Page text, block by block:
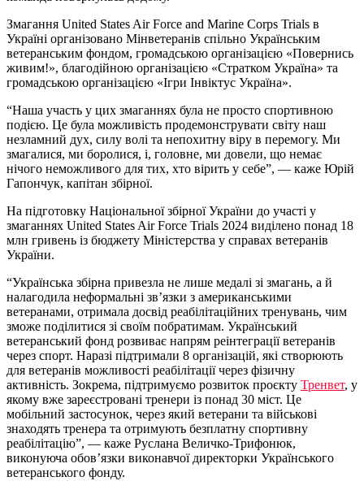
Змагання United States Air Force and Marine Corps Trials в
Україні організовано Мінветеранів спільно Українським
ветеранським фондом, громадською організацією «Повернись
живим!», благодійною організацією «Стратком Україна» та
громадською організацією «Ігри Інвіктус Україна».
“Наша участь у цих змаганнях була не просто спортивною
подією. Це була можливість продемонструвати світу наш
незламний дух, силу волі та непохитну віру в перемогу. Ми
змагалися, ми боролися, і, головне, ми довели, що немає
нічого неможливого для тих, хто вірить у себе”, — каже Юрій
Гапончук, капітан збірної.
На підготовку Національної збірної України до участі у
змаганнях United States Air Force Trials 2024 виділено понад 18
млн гривень із бюджету Міністерства у справах ветеранів
України.
“Українська збірна привезла не лише медалі зі змагань, а й
налагодила неформальні зв’язки з американськими
ветеранами, отримала досвід реабілітаційних тренувань, чим
зможе поділитися зі своїм побратимам. Український
ветеранський фонд розвиває напрям реінтеграції ветеранів
через спорт. Наразі підтримали 8 організацій, які створюють
для ветеранів можливості реабілітації через фізичну
активність. Зокрема, підтримуємо розвиток проєкту Тренвет, у
якому вже зареєстровані тренери із понад 30 міст. Це
мобільний застосунок, через який ветерани та військові
знаходять тренера та отримують безплатну спортивну
реабілітацію”, — каже Руслана Величко-Трифонюк,
виконуюча обов’язки виконавчої директорки Українського
ветеранського фонду.